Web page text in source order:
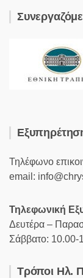
Τηλέφωνο
email:
Τηλεφωνική
Δευτέρα –
Σάββατο: 10.00-
Τρόποι Ηλ.